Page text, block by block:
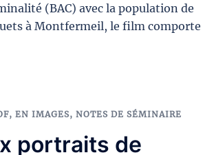
(BAC) avec la population de
à Montfermeil, le film comporte
, EN IMAGES, NOTES DE SÉMINAIRE
portraits de